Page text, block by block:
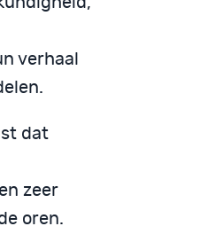
verhaal
dat
zeer
oren.